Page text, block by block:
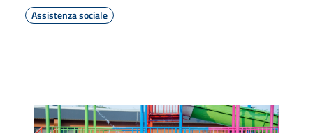
Assistenza sociale